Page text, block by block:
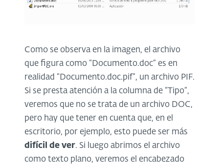
Como se observa en la imagen, el archivo
que figura como “Documento.doc” es en
realidad “Documento.doc.pif”, un archivo PIF.
Si se presta atención a la columna de “Tipo”,
veremos que no se trata de un archivo DOC,
pero hay que tener en cuenta que, en el
escritorio, por ejemplo, esto puede ser más
difícil de ver. Si luego abrimos el archivo
como texto plano, veremos el encabezado